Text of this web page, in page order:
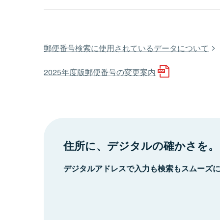
郵便番号検索に使用されているデータについて
2025年度版郵便番号の変更案内
住所に、デジタルの確かさを。
デジタルアドレスで入力も検索もスムーズ